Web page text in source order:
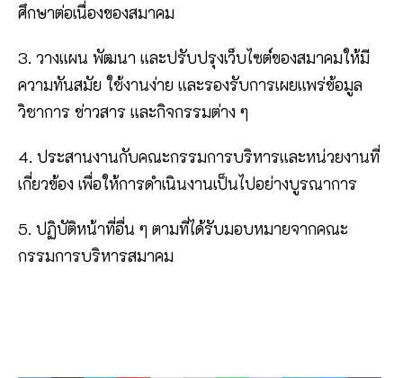
ศึกษาต่อเนื่องของสมาคม
3. วางแผน พัฒนา และปรับปรุงเว็บไซต์ของสมาคมให้มี
ความทันสมัย ใช้งานง่าย และรองรับการเผยแพร่ข้อมูล
วิชาการ ข่าวสาร และกิจกรรมต่าง ๆ
4. ประสานงานกับคณะกรรมการบริหารและหน่วยงานที่
เกี่ยวข้อง เพื่อให้การดำเนินงานเป็นไปอย่างบูรณาการ
5. ปฏิบัติหน้าที่อื่น ๆ ตามที่ได้รับมอบหมายจากคณะ
กรรมการบริหารสมาคม